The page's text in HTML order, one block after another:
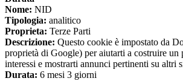
Nome: NID
Tipologia: analitico
Proprieta: Terze Parti
Descrizione: Questo cookie è impostato da
proprietà di Google) per aiutarti a costruire
interessi e mostrarti annunci pertinenti su altri
Durata: 6 mesi 3 giorni